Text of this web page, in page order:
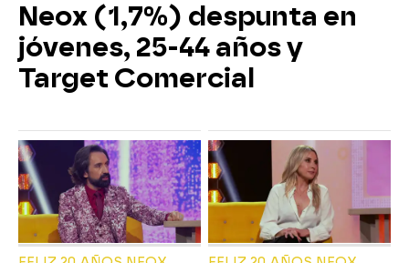
Neox (1,7%) despunta en
jóvenes, 25-44 años y
Target Comercial